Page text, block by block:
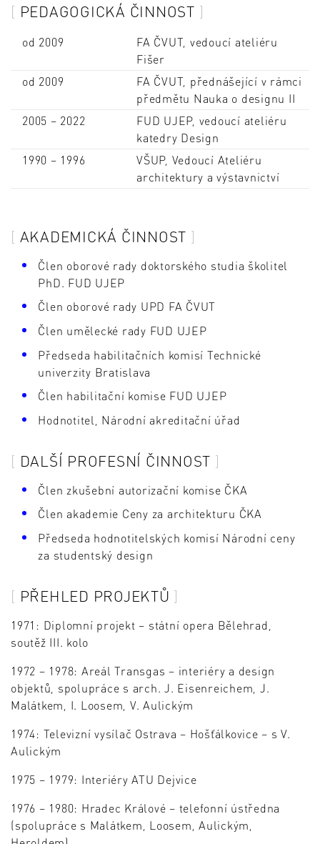
PEDAGOGICKÁ ČINNOST
od 2009
FA ČVUT, vedoucí ateliéru
Fišer
od 2009
FA ČVUT, přednášející v rámci
předmětu Nauka o designu II
2005 – 2022
FUD UJEP, vedoucí ateliéru
katedry Design
1990 – 1996
VŠUP, Vedoucí Ateliéru
architektury a výstavnictví
AKADEMICKÁ ČINNOST
Člen oborové rady doktorského studia školitel
PhD. FUD UJEP
Člen oborové rady UPD FA ČVUT
Člen umělecké rady FUD UJEP
Předseda habilitačních komisí Technické
univerzity Bratislava
Člen habilitační komise FUD UJEP
Hodnotitel, Národní akreditační úřad
DALŠÍ PROFESNÍ ČINNOST
Člen zkušební autorizační komise ČKA
Člen akademie Ceny za architekturu ČKA
Předseda hodnotitelských komisí Národní ceny
za studentský design
PŘEHLED PROJEKTŮ
1971: Diplomní projekt – státní opera Bělehrad,
soutěž III. kolo
1972 – 1978: Areál Transgas – interiéry a design
objektů, spolupráce s arch. J. Eisenreichem, J.
Malátkem, I. Loosem, V. Aulickým
1974: Televizní vysílač Ostrava – Hošťálkovice – s V.
Aulickým
1975 – 1979: Interiéry ATU Dejvice
1976 – 1980: Hradec Králové – telefonní ústředna
(spolupráce s Malátkem, Loosem, Aulickým,